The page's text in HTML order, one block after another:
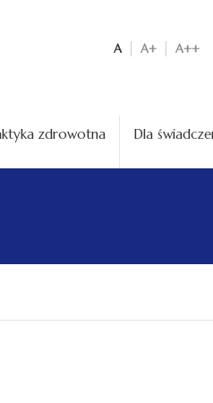
A A+ A++
zdrowotna Dla